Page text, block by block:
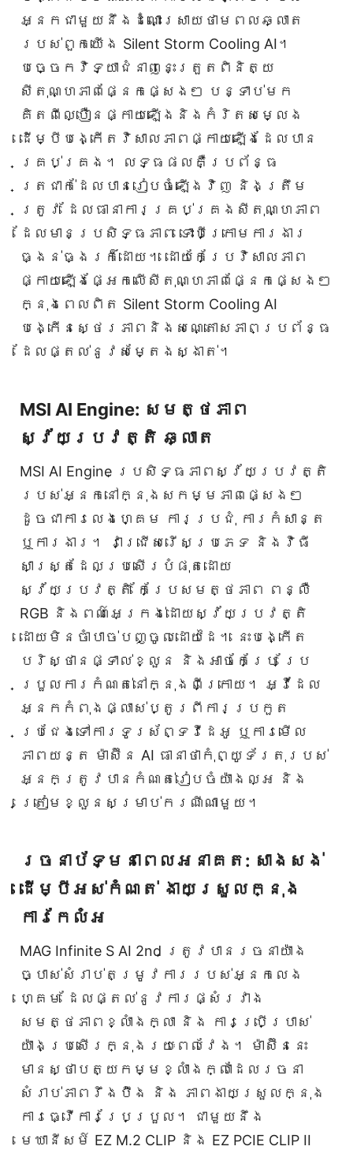
អ្នកជាមួយនឹងដំណោះស្រាយថាមពលឆ្លាត
របស់ពួកយើង Silent Storm Cooling AI។
បច្ចេកវិទ្យាជំនាញនេះត្រួតពិនិត្យ
សីតុណ្ហភាពផ្នែកផ្សេងៗ បន្ទាប់មក
គិតពីល្បឿនផ្កាយឡើងនិងកំរិតសម្លេង
ដើម្បីបង្កើតវិសាលភាពផ្កាយឡើងដែលបាន
គ្រប់គ្រង។ លទ្ធផលគឺប្រព័ន្ធ
ត្រជាក់ដែលបានរៀបចំឡើងវិញ និងត្រឹម
ត្រូវ ដែលធានាការគ្រប់គ្រងសីតុណ្ហភាព
ដែលមានប្រសិទ្ធភាព ទោះបីក្រោមការងារ
ធ្ងន់ធ្ងរក៏ដោយ។ ដោយកែប្រែវិសាលភាព
ផ្កាយឡើងផ្អែកលើសីតុណ្ហភាពផ្នែកផ្សេងៗ
ក្នុងពេលពិត Silent Storm Cooling AI
បង្កើនស្ថេរភាពនិងសណ្តោសភាពប្រព័ន្ធ
ដែលផ្តល់នូវសម្តែងស្ងាត់។
MSI AI Engine: សមត្ថភាព
ស្វ័យប្រវត្តិ ឆ្លាត
MSI AI Engine ប្រសិទ្ធភាពស្វ័យប្រវត្តិ
របស់អ្នកនៅក្នុងសកម្មភាពផ្សេងៗ
ដូចជាការលេងហ្គេម ការប្រជុំ ការកំសាន្ត
ឬការងារ។ វាជ្រើសរើសប្រភេទ និងវិធី
សាស្ត្រដែលប្រសើរបំផុតដោយ
ស្វ័យប្រវត្តិ កែប្រែសមត្ថភាព ពន្លឺ
RGB និងពណ៌អេក្រង់ដោយស្វ័យប្រវត្តិ
ដោយមិនចាំបាច់បញ្ចូលដោយដៃ។ នេះបង្កើត
បរិស្ថានផ្ទាល់ខ្លួន និងអាចកែប្រែ ប្រែ
ប្រួលការកំណត់នៅក្នុងពីក្រោយ។ អ្វីដែល
អ្នកកំពុងផ្លាស់ប្តូរពីការប្រកួត
ប្រជែងទៅការទូរស័ព្ទវីដេអូ ឬការមើល
ភាពយន្ត ម៉ាស៊ីន AI ធានាថាកុំព្យូទ័រតុរបស់
អ្នកត្រូវបានកំណត់រៀបចំយ៉ាងល្អ និង
ត្រៀមខ្លួនសម្រាប់ករណីណាមួយ។
រចនាប័ទ្មនាពេលអនាគត: សាងសង់
ដើម្បីអស់កំណត់ ងាយស្រួលក្នុង
ការកែលំអ
MAG Infinite S AI 2nd ត្រូវបានរចនាយ៉ាង
ច្បាស់សំរាប់តម្រូវការរបស់អ្នកលេង
ហ្គេម ដែលផ្តល់នូវការផ្សំរវាង
សមត្ថភាពខ្លាំងក្លា និង ការប្រើប្រាស់
យ៉ាងប្រសើរក្នុងរយៈពេលវែង។ ម៉ាស៊ីននេះ
មានស្ថាបត្យកម្មខ្លាំងក្លាដែលរចនា
សំរាប់ភាពរឹងប៉ឹង និង ភាពងាយស្រួលក្នុង
ការធ្វើការប្រែប្រួល។ ជាមួយនឹង
មេឃានីសម៍ EZ M.2 CLIP និង EZ PCIE CLIP II